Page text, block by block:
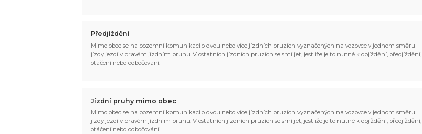
Předjíždění
Mimo obec se na pozemní komunikaci o dvou nebo více jízdních pruzích vyznačených na vozovce v jednom směru
jízdy jezdí v pravém jízdním pruhu. V ostatních jízdních pruzích se smí jet, jestliže je to nutné k objíždění, předjíždění,
otáčení nebo odbočování.
Jízdní pruhy mimo obec
Mimo obec se na pozemní komunikaci o dvou nebo více jízdních pruzích vyznačených na vozovce v jednom směru
jízdy jezdí v pravém jízdním pruhu. V ostatních jízdních pruzích se smí jet, jestliže je to nutné k objíždění, předjíždění,
otáčení nebo odbočování.